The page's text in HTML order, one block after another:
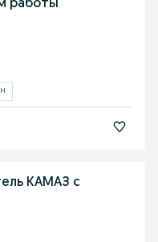
работы
КАМАЗ c